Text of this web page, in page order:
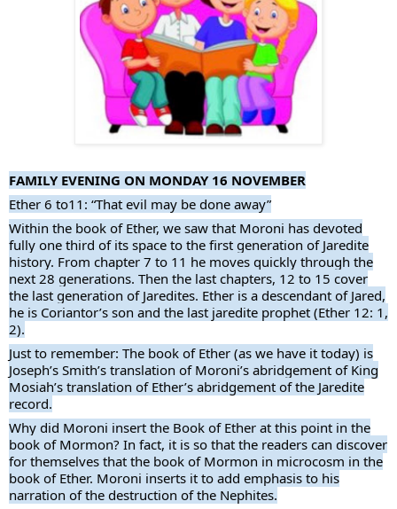
FAMILY EVENING ON MONDAY 16 NOVEMBER
Ether 6 to11: “That evil may be done away”
Within the book of Ether, we saw that Moroni has devoted
fully one third of its space to the first generation of Jaredite
history. From chapter 7 to 11 he moves quickly through the
next 28 generations. Then the last chapters, 12 to 15 cover
the last generation of Jaredites. Ether is a descendant of Jared,
he is Coriantor’s son and the last jaredite prophet (Ether 12: 1,
2).
Just to remember: The book of Ether (as we have it today) is
Joseph’s Smith’s translation of Moroni’s abridgement of King
Mosiah’s translation of Ether’s abridgement of the Jaredite
record.
Why did Moroni insert the Book of Ether at this point in the
book of Mormon? In fact, it is so that the readers can discover
for themselves that the book of Mormon in microcosm in the
book of Ether. Moroni inserts it to add emphasis to his
narration of the destruction of the Nephites.